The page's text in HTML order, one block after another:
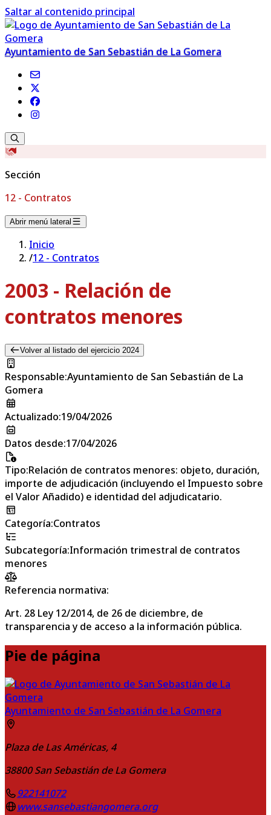
Saltar al contenido principal
Ayuntamiento de San Sebastián de La Gomera
Sección
12 - Contratos
Abrir menú lateral
Inicio
/12 - Contratos
2003 - Relación de
contratos menores
Volver al listado del ejercicio 2024
Responsable:Ayuntamiento de San Sebastián de La
Gomera
Actualizado:19/04/2026
Datos desde:17/04/2026
Tipo:Relación de contratos menores: objeto, duración,
importe de adjudicación (incluyendo el Impuesto sobre
el Valor Añadido) e identidad del adjudicatario.
Categoría:Contratos
Subcategoría:Información trimestral de contratos
menores
Referencia normativa:
Art. 28 Ley 12/2014, de 26 de diciembre, de
transparencia y de acceso a la información pública.
Pie de página
Ayuntamiento de San Sebastián de La Gomera
Plaza de Las Américas, 4
38800 San Sebastián de La Gomera
922141072
www.sansebastiangomera.org